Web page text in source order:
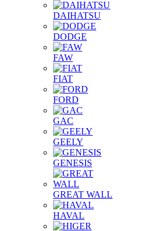
DAIHATSU
DODGE
FAW
FIAT
FORD
GAC
GEELY
GENESIS
GREAT WALL
HAVAL